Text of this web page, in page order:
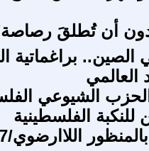
أن تُطلقَ
الصين.. براغماتية
العالمي
الشيوعي
للنكبة الفلسطينية
اللاارضوي/7